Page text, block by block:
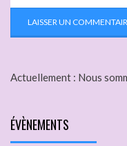
Actuellement : Nous
ÉVÈNEMENTS